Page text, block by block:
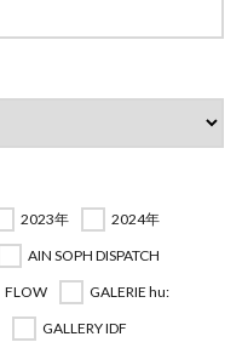
2023年
2024年
AIN SOPH DISPATCH
FLOW
GALERIE hu:
GALLERY IDF